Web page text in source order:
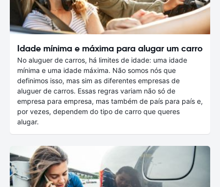
Idade mínima e máxima para alugar um carro
No aluguer de carros, há limites de idade: uma idade
mínima e uma idade máxima. Não somos nós que
definimos isso, mas sim as diferentes empresas de
aluguer de carros. Essas regras variam não só de
empresa para empresa, mas também de país para país e,
por vezes, dependem do tipo de carro que queres
alugar.